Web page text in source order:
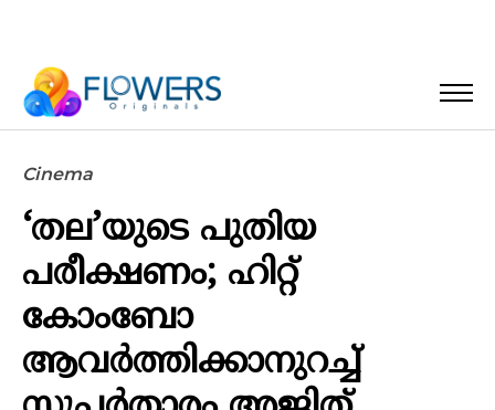
Cinema
‘തല’യുടെ പുതിയ
പരീക്ഷണം; ഹിറ്റ്
കോംബോ
ആവർത്തിക്കാനുറച്ച്